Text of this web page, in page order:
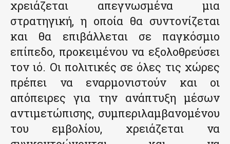
χρειάζεται απεγνωσμένα μια
στρατηγική, η οποία θα συντονίζεται
και θα επιβάλλεται σε παγκόσμιο
επίπεδο, προκειμένου να εξολοθρεύσει
τον ιό. Οι πολιτικές σε όλες τις χώρες
πρέπει να εναρμονιστούν και οι
απόπειρες για την ανάπτυξη μέσων
αντιμετώπισης, συμπεριλαμβανομένου
του εμβολίου, χρειάζεται να